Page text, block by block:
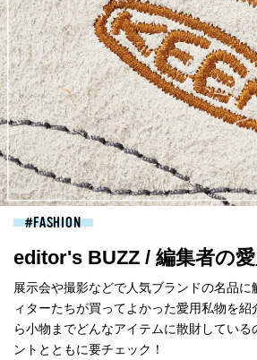
FASHION
editor's BUZZ / 編集者の
展示会や撮影などで人気ブランドの名品
ィターたちが買ってよかった愛用私物を
ら小物までどんなアイテムに散財している
ントとともに要チェック！